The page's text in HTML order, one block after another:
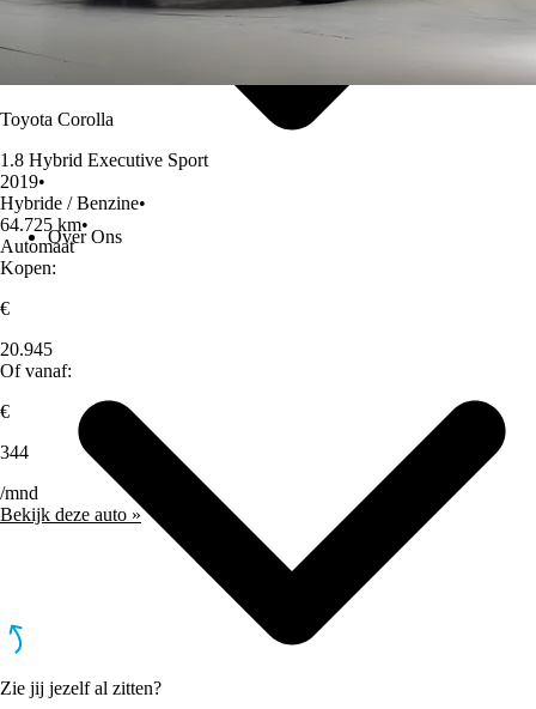
Over Ons
Toyota Corolla
1.8 Hybrid Executive Sport
2019•
Hybride / Benzine•
64.725 km•
Automaat
Kopen:
€
20.945
Of vanaf:
€
344
/mnd
Bekijk deze auto »
Zie jij jezelf al zitten?